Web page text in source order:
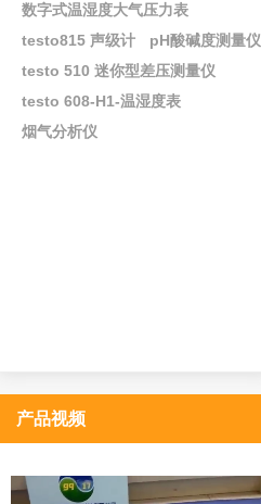
数字式温湿度大气压力表
testo815 声级计
pH酸碱度测量仪
testo 510 迷你型差压测量仪
testo 608-H1-温湿度表
烟气分析仪
产品视频